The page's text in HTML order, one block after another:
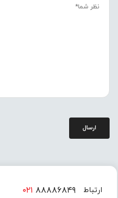
ارسال
ارتباط ۰۲۱ ۸۸۸۸۶۸۴۹